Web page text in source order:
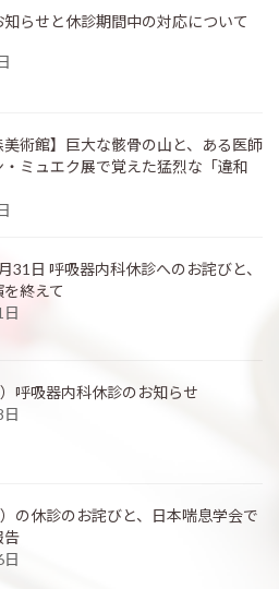
らせと休診期間中の対応について
美術館】巨大な骸骨の山と、ある医師
ミュエク展で覚えた猛烈な「違和
31日 呼吸器内科休診へのお詫びと、
終えて
呼吸器内科休診のお知らせ
の休診のお詫びと、日本喘息学会で
告